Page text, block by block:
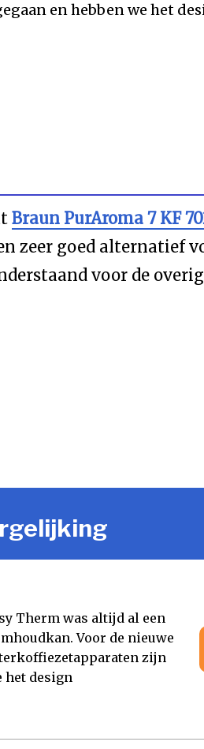
en hebben we het
Braun PurAroma 7 KF
zeer goed alternatief
voor de
Therm was altijd al een
Voor de nieuwe
zijn
het design